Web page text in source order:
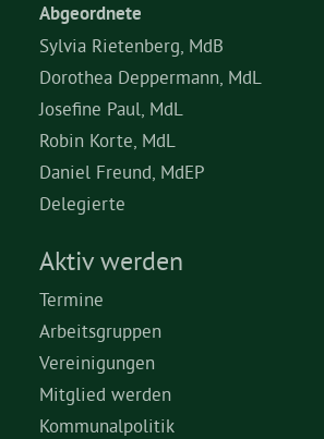
Abgeordnete
Sylvia Rietenberg, MdB
Dorothea Deppermann, MdL
Josefine Paul, MdL
Robin Korte, MdL
Daniel Freund, MdEP
Delegierte
Aktiv werden
Termine
Arbeitsgruppen
Vereinigungen
Mitglied werden
Kommunalpolitik